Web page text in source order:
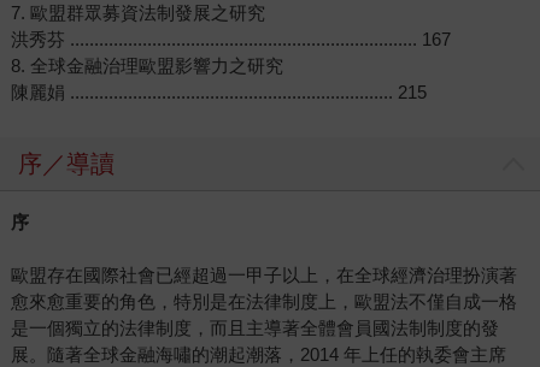
7. 歐盟群眾募資法制發展之研究
洪秀芬 ........................................................................ 167
8. 全球金融治理歐盟影響力之研究
陳麗娟 ................................................................... 215
序／導讀
序
歐盟存在國際社會已經超過一甲子以上，在全球經濟治理扮演著
愈來愈重要的角色，特別是在法律制度上，歐盟法不僅自成一格
是一個獨立的法律制度，而且主導著全體會員國法制制度的發
展。隨著全球金融海嘯的潮起潮落，2014 年上任的執委會主席